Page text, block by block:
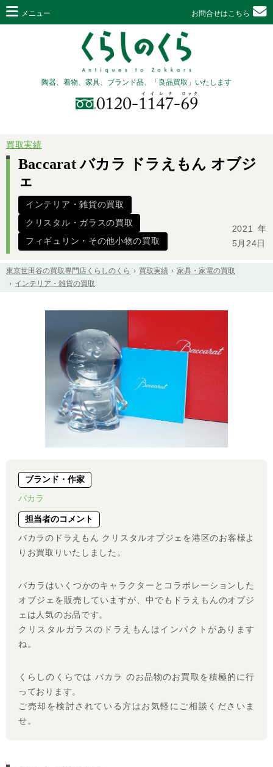
メニュー お問合せはこちら
陶器、着物、家具、ブランド品、「良品買取」いたします
買取実績
Baccarat バカラ ドラえもん オブジ
ェ
インテリア・雑貨の買取
クリスタル・ガラスの買取
フィギュリン・その他小物の買取
2021年
5月24日
東京世田谷の買取専門店くらしのくら 買取実績
家具・家電の買取
インテリア・雑貨の買取
ブランド・作家
バカラ
担当者のコメント
バカラのドラえもん クリスタルオブジェを港区のお客様よ
りお買取りいたしました。
バカラはいくつかのキャラクターとコラボレーションした
オブジェを販売していますが、中でもドラえもんのオブジ
ェは人気のお品です。
クリスタルガラスのドラえもんはインパクトがあります
ね。
くらしのくらでは バカラ のお品物のお買取を積極的に行
っております。
ご売却を検討されている方はお気軽にご相談くださいま
せ。